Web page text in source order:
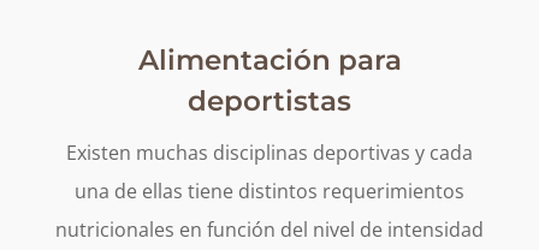
Alimentación para
deportistas
Existen muchas disciplinas deportivas y cada
una de ellas tiene distintos requerimientos
nutricionales en función del nivel de intensidad